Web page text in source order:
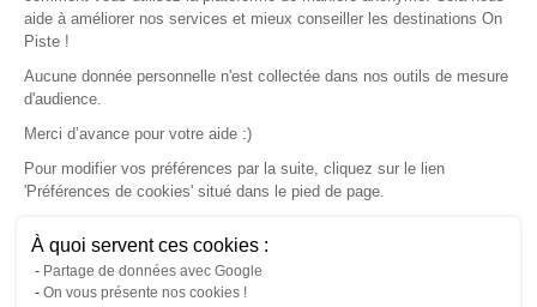
v. 1.45.0
aide à améliorer nos services et mieux conseiller les destinations On
Piste !
Aucune donnée personnelle n'est collectée dans nos outils de mesure
d'audience.
Merci d’avance pour votre aide :)
Pour modifier vos préférences par la suite, cliquez sur le lien
'Préférences de cookies' situé dans le pied de page.
À quoi servent ces cookies :
Partage de données avec Google
On vous présente nos cookies !